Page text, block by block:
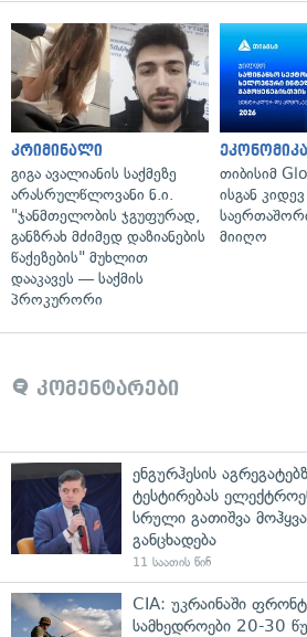
კრიმინალი
გიგა ავალიანის საქმეზე
არასრულწლოვანი ნ.ი.
"ჯანმთელობის ჯგუფურად,
განზრახ მძიმედ დაზიანების
წაქეზების" მუხლით
დააკავეს — საქმის
პროკურორი
ეკონომიკა
თიბისიმ
ისგან
მიიღო
კომენტარები
ენგურჰესის
ტესტირებას
სრული გათიშვა
განცხადება
11 საათის წინ
CIA: უკრაინაში
სამხედროები 20-30